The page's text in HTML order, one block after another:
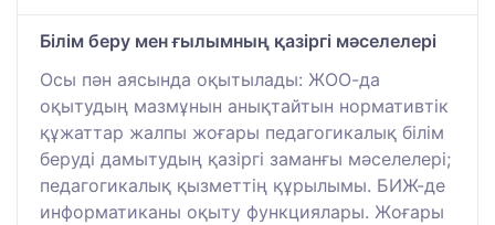
Білім беру мен ғылымның қазіргі мәселелері
Осы пән аясында оқытылады: ЖОО-да
оқытудың мазмұнын анықтайтын нормативтік
құжаттар жалпы жоғары педагогикалық білім
беруді дамытудың қазіргі заманғы мәселелері;
педагогикалық қызметтің құрылымы. БИЖ-де
информатиканы оқыту функциялары. Жоғары